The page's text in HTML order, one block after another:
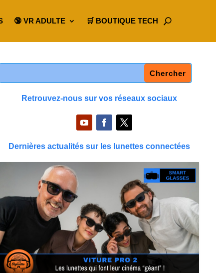
🔞 VR ADULTE 🛒 BOUTIQUE TECH
Retrouvez-nous sur vos réseaux sociaux
Dernières actualités sur les lunettes connectées